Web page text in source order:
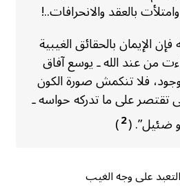
بالعقد والانحرافات..!
الإيمان بالحقائق الغيبية
من عند الله ـ يوسع آفاق
فلا تنكمش صورة الكون
على ما تدركه حواسه ـ
ضئيل”. (2
)
على وجه الغيب